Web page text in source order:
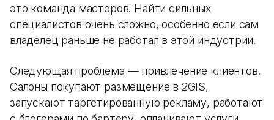
это команда мастеров. Найти сильных
специалистов очень сложно, особенно если сам
владелец раньше не работал в этой индустрии.
Следующая проблема — привлечение клиентов.
Салоны покупают размещение в 2GIS,
запускают таргетированную рекламу, работают